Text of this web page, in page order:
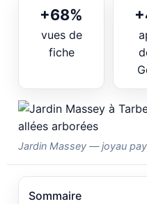
+68%
vues de
fiche
Jardin Massey — joyau
Sommaire